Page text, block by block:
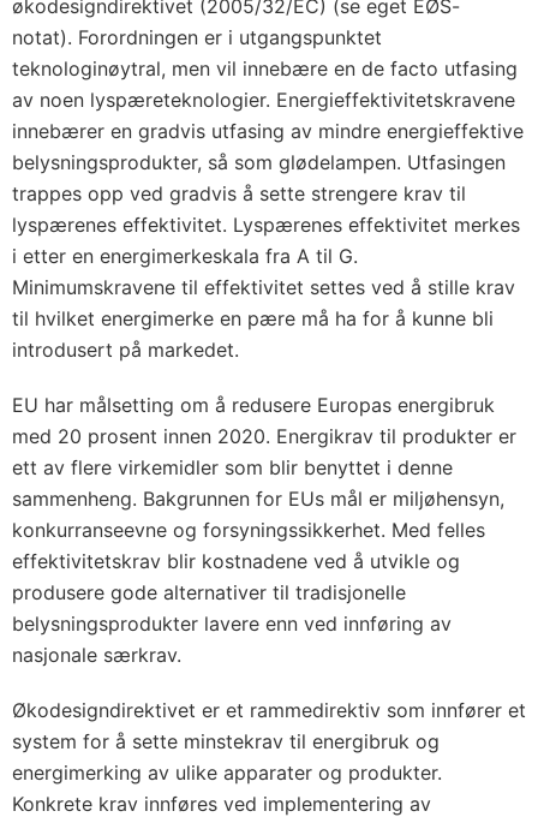
økodesigndirektivet (2005/32/EC) (se eget EØS-
notat). Forordningen er i utgangspunktet
teknologinøytral, men vil innebære en de facto utfasing
av noen lyspæreteknologier. Energieffektivitetskravene
innebærer en gradvis utfasing av mindre energieffektive
belysningsprodukter, så som glødelampen. Utfasingen
trappes opp ved gradvis å sette strengere krav til
lyspærenes effektivitet. Lyspærenes effektivitet merkes
i etter en energimerkeskala fra A til G.
Minimumskravene til effektivitet settes ved å stille krav
til hvilket energimerke en pære må ha for å kunne bli
introdusert på markedet.
EU har målsetting om å redusere Europas energibruk
med 20 prosent innen 2020. Energikrav til produkter er
ett av flere virkemidler som blir benyttet i denne
sammenheng. Bakgrunnen for EUs mål er miljøhensyn,
konkurranseevne og forsyningssikkerhet. Med felles
effektivitetskrav blir kostnadene ved å utvikle og
produsere gode alternativer til tradisjonelle
belysningsprodukter lavere enn ved innføring av
nasjonale særkrav.
Økodesigndirektivet er et rammedirektiv som innfører et
system for å sette minstekrav til energibruk og
energimerking av ulike apparater og produkter.
Konkrete krav innføres ved implementering av